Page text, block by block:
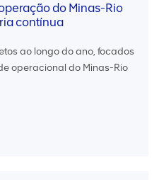
do Minas-Rio
contínua
ao longo do ano, focados
operacional do Minas-Rio